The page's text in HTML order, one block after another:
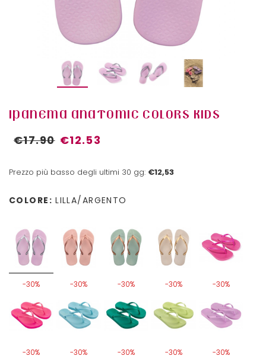
IPANEMA ANATOMIC COLORS KIDS
€17.90 €12.53
Prezzo più basso degli ultimi 30 gg: €12,53
COLORE: LILLA/ARGENTO
-30% -30% -30% -30% -30%
-30% -30% -30% -30% -30%